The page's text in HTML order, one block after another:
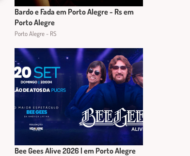
Bardo e Fada em Porto Alegre - Rs em
Porto Alegre
Porto Alegre - RS
Bee Gees Alive 2026 | em Porto Alegre